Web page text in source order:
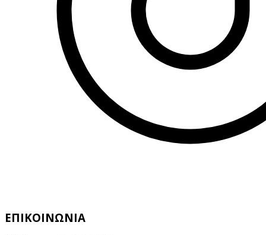
ΕΠΙΚΟΙΝΩΝΙΑ